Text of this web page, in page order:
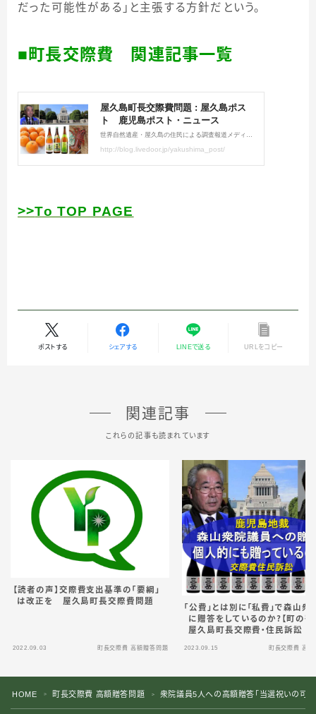
だった可能性がある」と主張する方針だという。
■町長交際費 関連記事一覧
＞＞To TOP PAGE
ポストする シェアする LINEで送る URLをコピー
関連記事
これらの記事も読まれています
【読者の声】交際費支出基準の「要綱」
は改正を 屋久島町長交際費問題
2022.09.03 町長交際費 高額贈答問題
「公費」とは別に「私費」で森山衆
に贈答をしているのか？【町の
屋久島町長交際費・住民訴訟
2023.09.15 町長交際費 高額
HOME ＞ 町長交際費 高額贈答問題 ＞ 衆院議員5人への高額贈答「当選祝いの可